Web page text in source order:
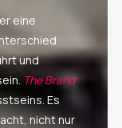
eine
und
The Brand
Es
nicht nur